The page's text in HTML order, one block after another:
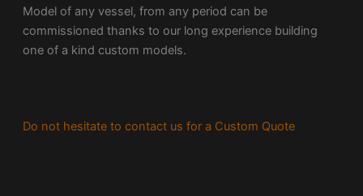
Model of any vessel, from any period can be
commissioned thanks to our long experience building
one of a kind custom models.
Do not hesitate to contact us for a Custom Quote